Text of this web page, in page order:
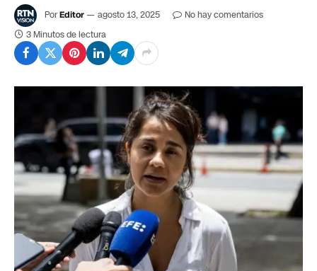
PorEditor agosto 13, 2025
No hay comentarios
3 Minutos de lectura